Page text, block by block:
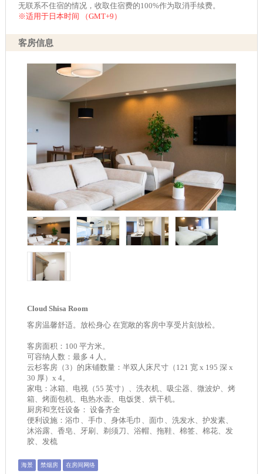
无联系不住宿的情况，收取住宿费的100%作为取消手续费。
※适用于日本时间 （GMT+9）
客房信息
Cloud Shisa Room
客房温馨舒适。放松身心 在宽敞的客房中享受片刻放松。
客房面积：100 平方米。
可容纳人数：最多 4 人。
云杉客房（3）的床铺数量：半双人床尺寸（121 宽 x 195 深 x
30 厚）x 4。
家电：冰箱、电视（55 英寸）、洗衣机、吸尘器、微波炉、烤
箱、烤面包机、电热水壶、电饭煲、烘干机。
厨房和烹饪设备： 设备齐全
便利设施：浴巾、手巾、身体毛巾、面巾、洗发水、护发素、
沐浴露、香皂、牙刷、剃须刀、浴帽、拖鞋、棉签、棉花、发
胶、发梳
海景 禁烟房 在房间网络